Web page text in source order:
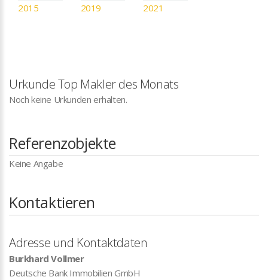
2015 2019 2021
Urkunde Top Makler des Monats
Noch keine Urkunden erhalten.
Referenzobjekte
Keine Angabe
Kontaktieren
Adresse und Kontaktdaten
Burkhard Vollmer
Deutsche Bank Immobilien GmbH